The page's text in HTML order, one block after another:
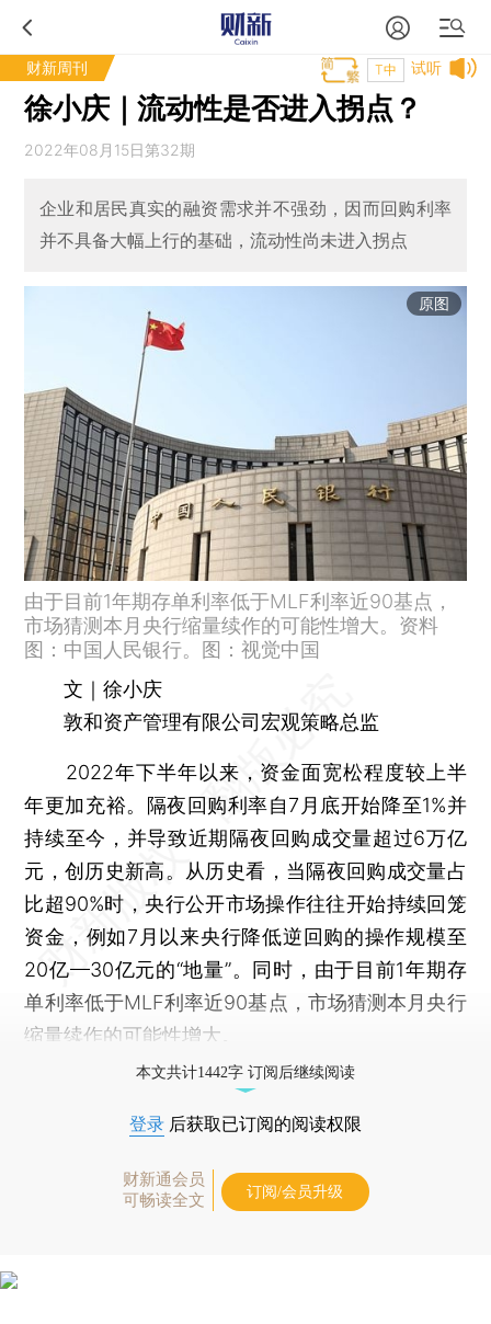
财新周刊 试听
T中
徐小庆｜流动性是否进入拐点？
2022年08月15日第32期
企业和居民真实的融资需求并不强劲，因而回购利率
并不具备大幅上行的基础，流动性尚未进入拐点
原图
由于目前1年期存单利率低于MLF利率近90基点，
市场猜测本月央行缩量续作的可能性增大。资料
图：中国人民银行。图：视觉中国
文｜徐小庆
敦和资产管理有限公司宏观策略总监
2022年下半年以来，资金面宽松程度较上半
年更加充裕。隔夜回购利率自7月底开始降至1%并
持续至今，并导致近期隔夜回购成交量超过6万亿
元，创历史新高。从历史看，当隔夜回购成交量占
比超90%时，央行公开市场操作往往开始持续回笼
资金，例如7月以来央行降低逆回购的操作规模至
20亿—30亿元的“地量”。同时，由于目前1年期存
单利率低于MLF利率近90基点，市场猜测本月央行
缩量续作的可能性增大。
本文共计1442字 订阅后继续阅读
登录 后获取已订阅的阅读权限
财新通会员
可畅读全文
订阅/会员升级